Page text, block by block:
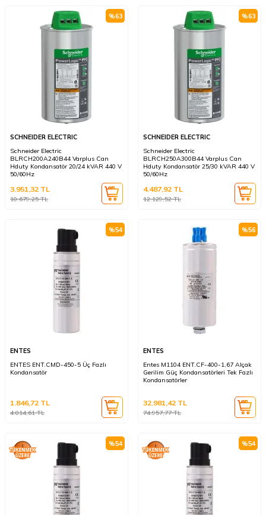
%63
SCHNEIDER ELECTRIC
Schneider Electric
BLRCH200A240B44 Varplus Can
Hduty Kondansatör 20/24 kVAR 440 V
50/60Hz
10.679,25TL
3.951,32 TL
%63
SCHNEIDER ELECTRIC
Schneider Electric
BLRCH250A300B44 Varplus Can
Hduty Kondansatör 25/30 kVAR 440 V
50/60Hz
12.129,52TL
4.487,92 TL
%54
ENTES
ENTES ENT.CMD-450-5 Üç Fazlı
Kondansatör
4.014,61TL
1.846,72 TL
%56
ENTES
Entes M1104 ENT.CF-400-1,67 Alçak
Gerilim Güç Kondansatörleri Tek Fazlı
Kondansatörler
74.957,77TL
32.981,42 TL
%54 %54